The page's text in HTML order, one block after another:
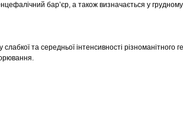
бар’єр, а також визначається у грудному
та середньої інтенсивності різноманітного